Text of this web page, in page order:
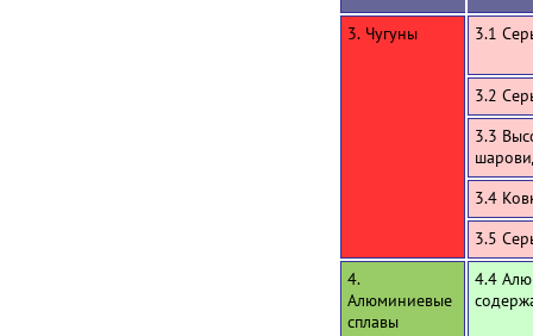
3. Чугуны 3.1
3.2
3.3
3.4
3.5
4.
Алюминиевые
сплавы
4.4